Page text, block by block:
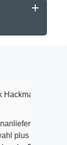
★★★★
und die